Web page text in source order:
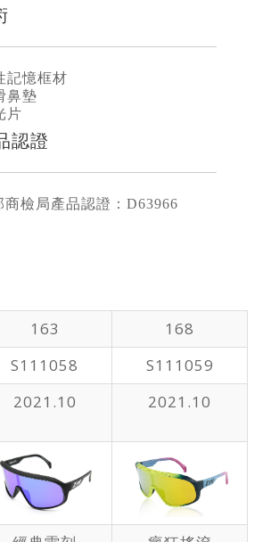
記憶框材
鼻墊
片
認證
商檢局產品認證：D63966
163
168
S111058
S111059
2021.10 2021.10